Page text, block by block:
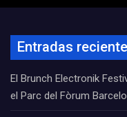
Entradas
El Brunch Electronik
el Parc del Fòrum